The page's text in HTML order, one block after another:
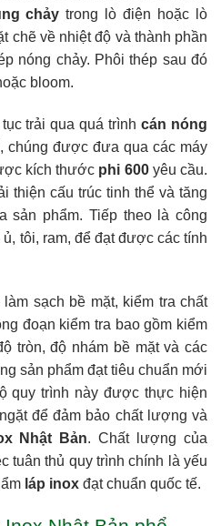
chảy trong lò điện hoặc lò
chẽ về nhiệt độ và thành phần
nóng chảy. Phôi thép sau đó
bloom.
trải qua quá trìnhcán nóng
chúng được đưa qua các máy
kích thước phi 600yêu cầu.
thiện cấu trúc tinh thể và tăng
sản phẩm. Tiếp theo là công
ủ, tôi, ram, để đạt được các tính
sạch bề mặt, kiểm tra chất
đoạn kiểm tra bao gồm kiểm
tròn, độ nhám bề mặt và các
sản phẩm đạt tiêu chuẩn mới
quy trình này được thực hiện
để đảm bảo chất lượng và
Nhật Bản. Chất lượng của
tuân thủ quy trình chính là yếu
láp inox đạt chuẩn quốc tế.